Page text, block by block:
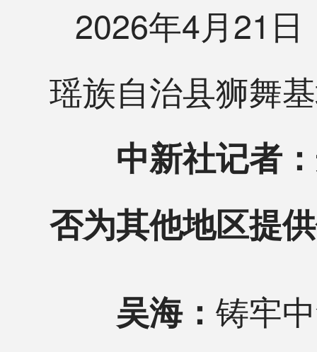
2026年4月21
瑶族自治县‌狮舞
中新社记者
否为其他地区提
吴海： 铸牢